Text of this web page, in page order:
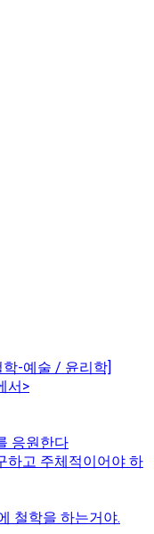
-예술 / 윤리학]
서>
응원한다
하고 주체적이어야 하
철학을 하는거야.